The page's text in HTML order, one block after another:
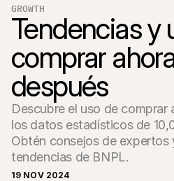
Tap to
Acepta
Saber
Socios
GROWTH
Tendencias y
comprar
después
Descubre el uso de comprar
los datos estadísticos de
Obtén consejos de expertos
tendencias de BNPL.
19 NOV 2024